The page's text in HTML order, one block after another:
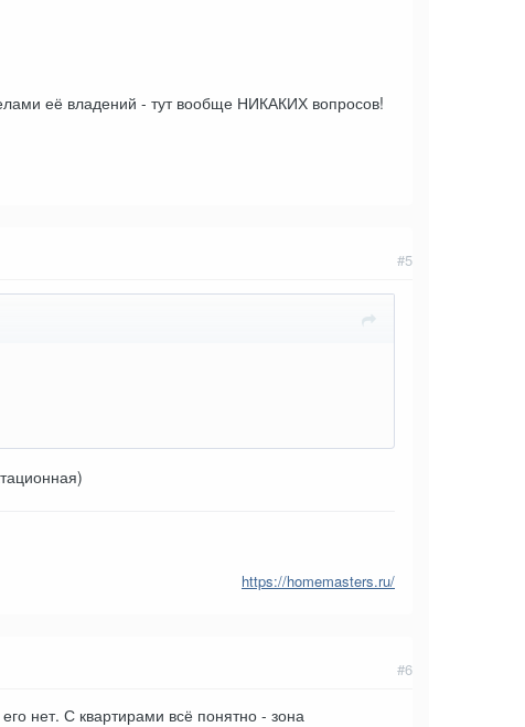
её владений - тут вообще НИКАКИХ вопросов!
#5
https://homemasters.ru/
#6
нет. С квартирами всё понятно - зона